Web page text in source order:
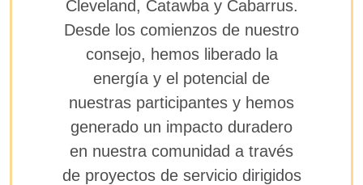
Cleveland, Catawba y Cabarrus.
Desde los comienzos de nuestro
consejo, hemos liberado la
energía y el potencial de
nuestras participantes y hemos
generado un impacto duradero
en nuestra comunidad a través
de proyectos de servicio dirigidos